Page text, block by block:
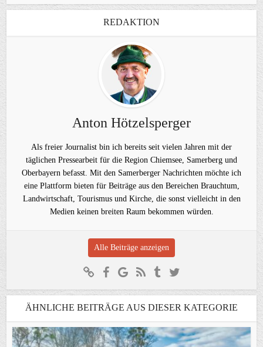
REDAKTION
Anton Hötzelsperger
Als freier Journalist bin ich bereits seit vielen Jahren mit der
täglichen Pressearbeit für die Region Chiemsee, Samerberg und
Oberbayern befasst. Mit den Samerberger Nachrichten möchte ich
eine Plattform bieten für Beiträge aus den Bereichen Brauchtum,
Landwirtschaft, Tourismus und Kirche, die sonst vielleicht in den
Medien keinen breiten Raum bekommen würden.
Alle Beiträge anzeigen
ÄHNLICHE BEITRÄGE AUS DIESER KATEGORIE